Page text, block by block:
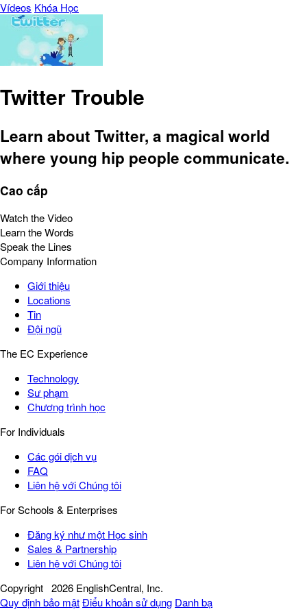
Vídeos Khóa Học
Twitter Trouble
Learn about Twitter, a magical world
where young hip people communicate.
Cao cấp
Watch the Video
Learn the Words
Speak the Lines
Company Information
Giới thiệu
Locations
Tin
Đội ngũ
The EC Experience
Technology
Sư phạm
Chương trình học
For Individuals
Các gói dịch vụ
FAQ
Liên hệ với Chúng tôi
For Schools & Enterprises
Đăng ký như một Học sinh
Sales & Partnership
Liên hệ với Chúng tôi
Copyright 2026 EnglishCentral, Inc.
Quy định bảo mậtĐiểu khoản sử dụng Danh bạ